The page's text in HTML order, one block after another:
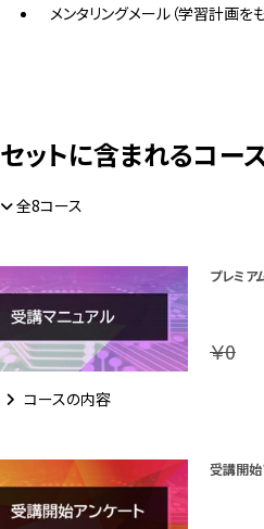
メンタリングメール（学習計画を
セットに含まれるコー
全8コース
プレミア
￥0
コースの内容
受講開始